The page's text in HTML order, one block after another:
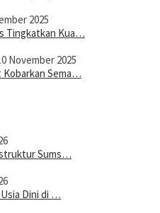
2025
Tingkatkan Kua…
November 2025
Kobarkan Sema…
Sums…
Dini di …